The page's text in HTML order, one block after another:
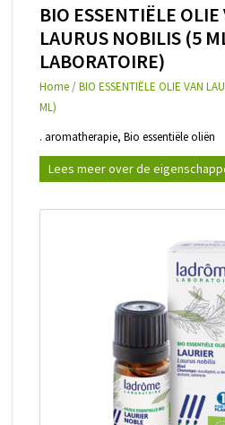
BIO ESSENTIËLE
LAURUS NOBILIS (5
LABORATOIRE)
Home /BIO ESSENTIËLE OLIE VAN
ML)
. aromatherapie, Bio essentiële oliën
Lees meer over de